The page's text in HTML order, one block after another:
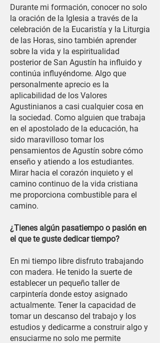
Durante mi formación, conocer no solo
la oración de la Iglesia a través de la
celebración de la Eucaristía y la Liturgia
de las Horas, sino también aprender
sobre la vida y la espiritualidad
posterior de San Agustín ha influido y
continúa influyéndome. Algo que
personalmente aprecio es la
aplicabilidad de los Valores
Agustinianos a casi cualquier cosa en
la sociedad. Como alguien que trabaja
en el apostolado de la educación, ha
sido maravilloso tomar los
pensamientos de Agustín sobre cómo
enseño y atiendo a los estudiantes.
Mirar hacia el corazón inquieto y el
camino continuo de la vida cristiana
me proporciona combustible para el
camino.
¿Tienes algún pasatiempo o pasión en
el que te guste dedicar tiempo?
En mi tiempo libre disfruto trabajando
con madera. He tenido la suerte de
establecer un pequeño taller de
carpintería donde estoy asignado
actualmente. Tener la capacidad de
tomar un descanso del trabajo y los
estudios y dedicarme a construir algo y
ensuciarme no solo me permite